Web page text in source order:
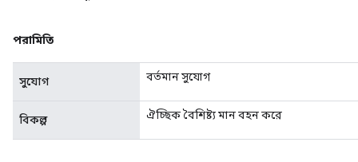
পরামিতি
সুযোগ বর্তমান সুযোগ
বিকল্প ঐচ্ছিক বৈশিষ্ট্য মান বহন করে